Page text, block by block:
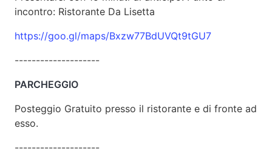
incontro: Ristorante Da Lisetta
https://goo.gl/maps/Bxzw77BdUVQt9tGU7
--------------------
PARCHEGGIO
Posteggio Gratuito presso il ristorante e di fronte ad
esso.
--------------------